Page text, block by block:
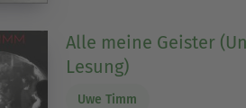
Alle meine Geister
Lesung)
Uwe Timm